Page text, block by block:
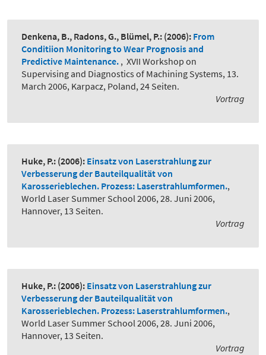
Denkena, B., Radons, G., Blümel, P.: (2006): From
Conditiion Monitoring to Wear Prognosis and
Predictive Maintenance. , XVII Workshop on
Supervising and Diagnostics of Machining Systems, 13.
March 2006, Karpacz, Poland, 24 Seiten.
Vortrag
Huke, P.: (2006): Einsatz von Laserstrahlung zur
Verbesserung der Bauteilqualität von
Karosserieblechen. Prozess: Laserstrahlumformen.,
World Laser Summer School 2006, 28. Juni 2006,
Hannover, 13 Seiten.
Vortrag
Huke, P.: (2006): Einsatz von Laserstrahlung zur
Verbesserung der Bauteilqualität von
Karosserieblechen. Prozess: Laserstrahlumformen.,
World Laser Summer School 2006, 28. Juni 2006,
Hannover, 13 Seiten.
Vortrag